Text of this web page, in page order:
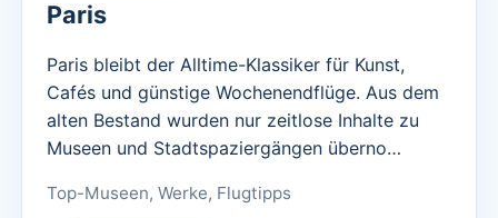
Paris
Paris bleibt der Alltime-Klassiker für Kunst,
Cafés und günstige Wochenendflüge. Aus dem
alten Bestand wurden nur zeitlose Inhalte zu
Museen und Stadtspaziergängen überno…
Top-Museen, Werke, Flugtipps